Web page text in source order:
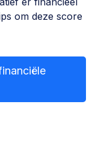
maken >
om deze score